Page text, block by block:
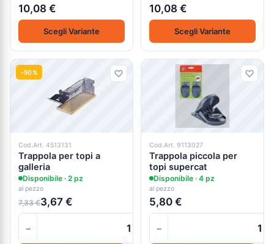
10,08 €
Scegli Variante
10,08 €
Scegli Variante
-50%
Cod.Art. 4513131
Trappola per topi a
galleria
Disponibile · 2 pz
al pezzo
7,33 €3,67 €
−
Cod.Art. 9113027
Trappola piccola per
topi supercat
Disponibile · 4 pz
al pezzo
5,80 €
−